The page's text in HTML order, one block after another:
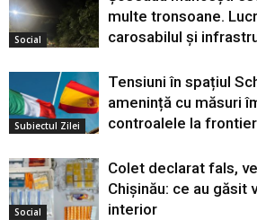
Social
multe tronsoane.
carosabilul și
Subiectul Zilei
Tensiuni în spațiul
amenință cu măsuri
controalele la
Social
Colet declarat fals,
Chișinău: ce au găsit
interior